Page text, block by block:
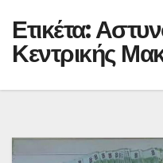
Ετικέτα:
Κεντρικής